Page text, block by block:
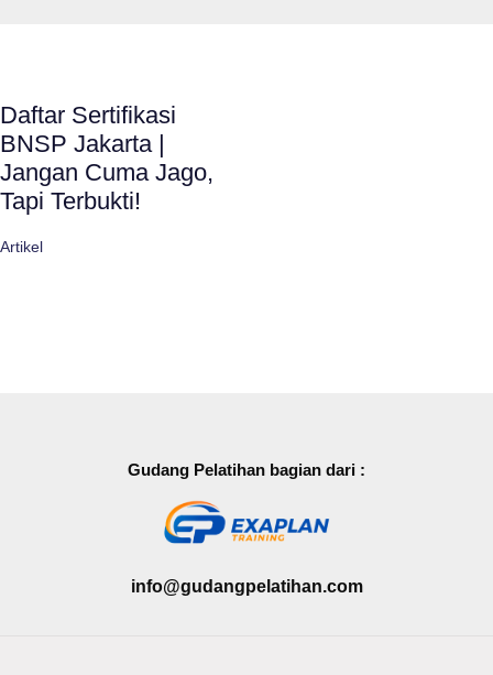
Daftar Sertifikasi
BNSP Jakarta |
Jangan Cuma Jago,
Tapi Terbukti!
Artikel
Gudang Pelatihan bagian dari :
info@gudangpelatihan.com